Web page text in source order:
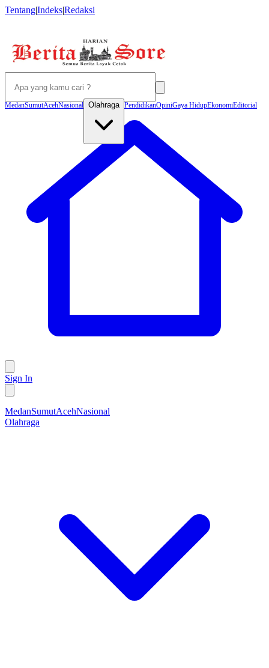
Tentang|Indeks|Redaksi
MedanSumutAcehNasional Olahraga PendidikanOpiniGaya HidupEkonomiEditorial
Sign In
MedanSumutAcehNasional
Olahraga